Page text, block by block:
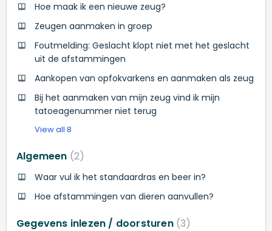
Hoe maak ik een nieuwe zeug?
Zeugen aanmaken in groep
Foutmelding: Geslacht klopt niet met het geslacht
uit de afstammingen
Aankopen van opfokvarkens en aanmaken als zeug
Bij het aanmaken van mijn zeug vind ik mijn
tatoeagenummer niet terug
View all 8
Algemeen 2
Waar vul ik het standaardras en beer in?
Hoe afstammingen van dieren aanvullen?
Gegevens inlezen / doorsturen 3